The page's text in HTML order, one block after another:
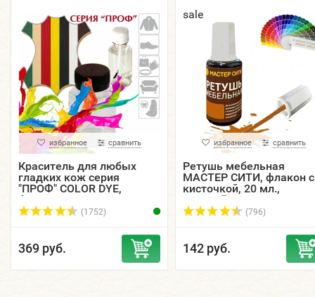
избранное сравнить
Краситель для любых
гладких кож серия
"ПРОФ" COLOR DYE,
флакон, 5, 15, 30, 50, 125
мл.
(1752)
369 руб.
sale
избранное сравнить
Ретушь мебельная
МАСТЕР СИТИ, флакон с
кисточкой, 20 мл.,
цветной.
(796)
142 руб.